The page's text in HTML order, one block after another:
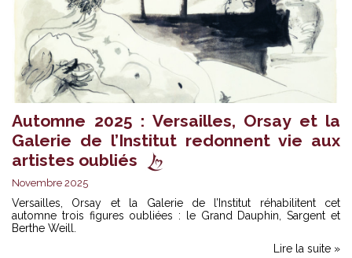
Automne 2025 : Versailles, Orsay et la
Galerie de l’Institut redonnent vie aux
artistes oubliés
Novembre 2025
Versailles, Orsay et la Galerie de l’Institut réhabilitent cet
automne trois figures oubliées : le Grand Dauphin, Sargent et
Berthe Weill.
Lire la suite »